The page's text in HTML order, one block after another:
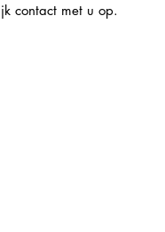
contact met u op.